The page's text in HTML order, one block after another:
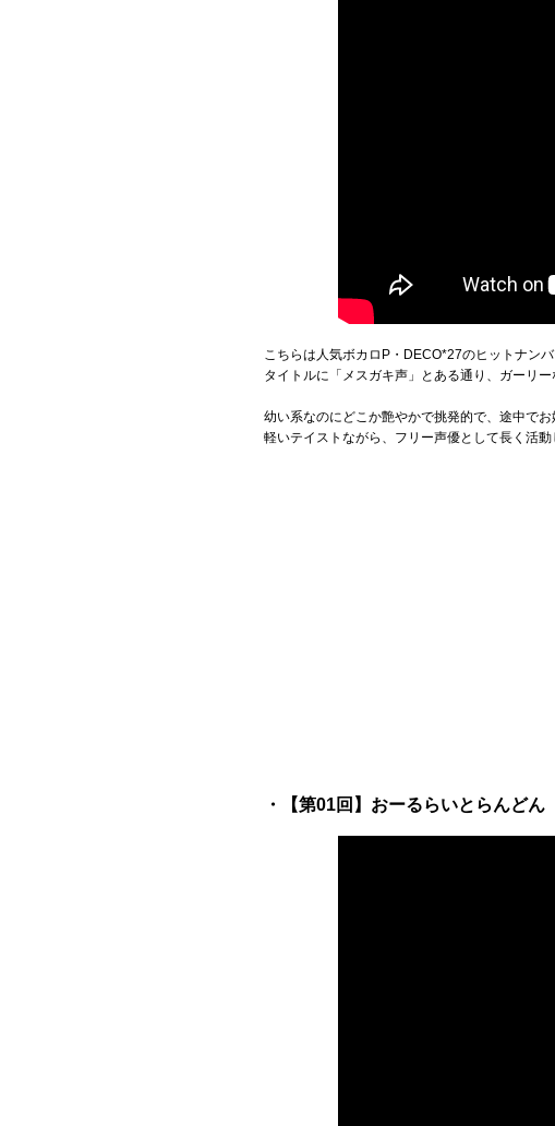
こちらは人気ボカロP・DECO*27のヒットナン
タイトルに「メスガキ声」とある通り、ガーリ
幼い系なのにどこか艶やかで挑発的で、途中で
軽いテイストながら、フリー声優として長く活
・【第01回】おーるらいとらんどん